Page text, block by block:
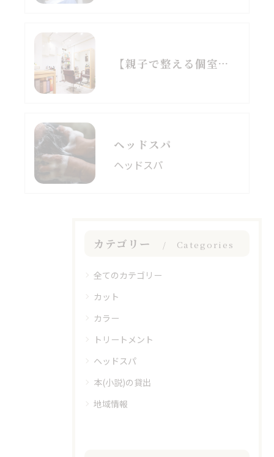
【親子で整える個室美容室】
ヘッドスパ
ヘッドスパ
カテゴリー Categories
全てのカテゴリー
カット
カラー
トリートメント
ヘッドスパ
本(小説)の貸出
地域情報